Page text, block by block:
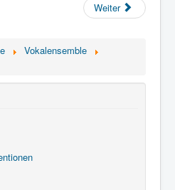
Weiter
Vokalensemble